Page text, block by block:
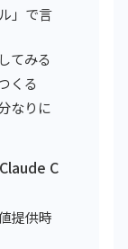
」で言
てみる
くる
なりに
C
提供時